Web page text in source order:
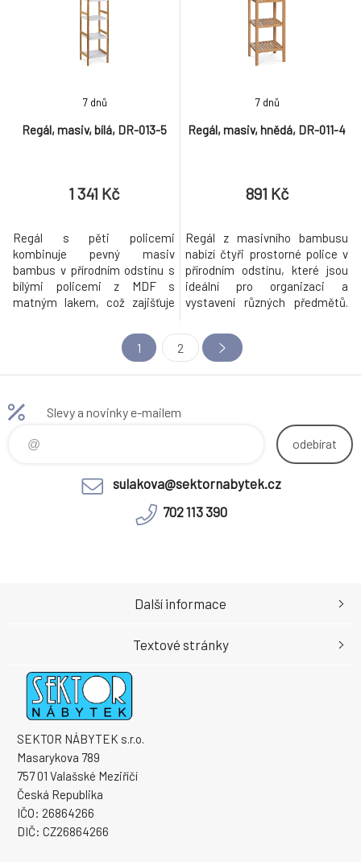
voděodolnosti. Výsuvné boxy
jsou vyrobeny ze středně hrubé
látky v šedém odstínu se
závěsným rámem z
voděodolnosti. Výsuvné boxy
jsou vyrobeny ze středně hrubé
látky v šedém odstínu se
závěsným rámem z
Regál, masiv, bílá, DR-013-5
7 dnů
1 341 Kč
Regál s pěti policemi
kombinuje pevný masiv
bambus v přírodním odstínu s
bílými policemi z MDF s
matným lakem, což zajišťuje
zachování svěžího vzhledu.
Bambusové bočnice jsou
pevné a zároveň lehké, což
dostatečně prostorné, každá s
Regál, masiv, hnědá, DR-011-4
7 dnů
891 Kč
Regál z masivního bambusu
nabízí čtyři prostorné police v
přírodním odstínu, které jsou
ideální pro organizaci a
vystavení různých předmětů.
bambusového dřeva jsou
navrženy pro dlouhou životnost
a snadnou údržbu, přičemž
umožňuje dobré vět
1 2
Slevy a novinky e-mailem
odebírat
sulakova@sektornabytek.cz
702 113 390
SEKTOR NÁBYTEK s.r.o.
Masarykova 789
757 01 Valašské Meziříčí
Česká Republika
IČO: 26864266
DIČ: CZ26864266
Další informace
Textové stránky